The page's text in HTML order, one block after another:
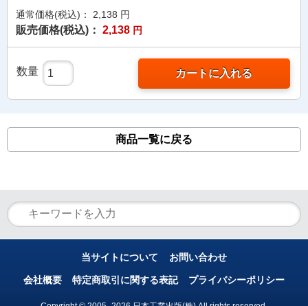
通常価格(税込)： 2,138 円
販売価格(税込)： 2,138 円
数量 カートに入れる
商品一覧に戻る
当サイトについて お問い合わせ
会社概要 特定商取引に関する表記 プライバシーポリシー